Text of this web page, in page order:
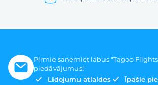
Pirmie saņemiet labus "Tagoo
piedāvājumus!
Lidojumu atlaides
Īpašie